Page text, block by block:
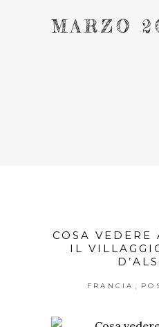
MARZO
COSA
IL
FRANCIA